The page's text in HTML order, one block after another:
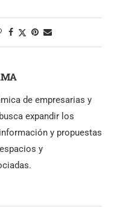
de empresarias y
expandir los
y propuestas
y